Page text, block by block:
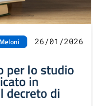
26/01/2026
per lo studio
in
decreto di